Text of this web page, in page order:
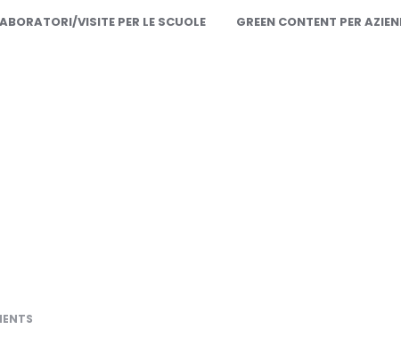
VISITE PER LE SCUOLE GREEN CONTENT PER